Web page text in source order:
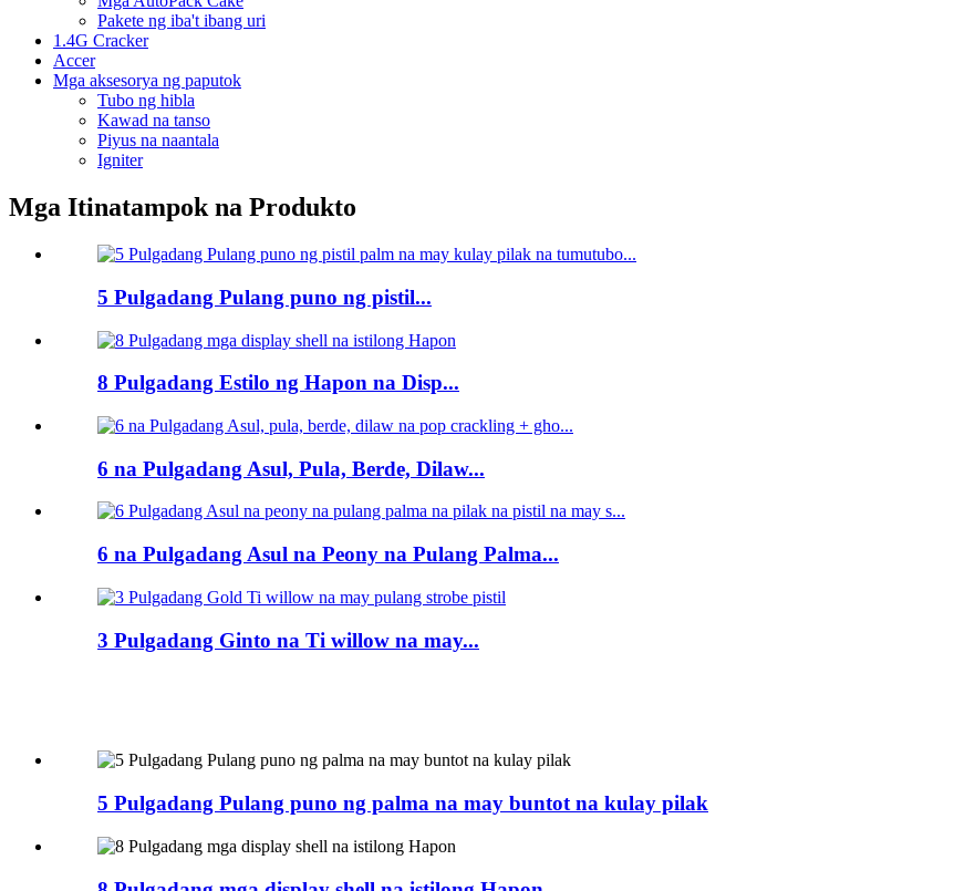
Pakete ng iba't ibang uri
1.4G Cracker
Accer
Mga aksesorya ng paputok
Tubo ng hibla
Kawad na tanso
Piyus na naantala
Igniter
Mga Itinatampok na Produkto
5 Pulgadang Pulang puno ng pistil...
8 Pulgadang Estilo ng Hapon na Disp...
6 na Pulgadang Asul, Pula, Berde, Dilaw...
6 na Pulgadang Asul na Peony na Pulang Palma...
3 Pulgadang Ginto na Ti willow na may...
5 Pulgadang Pulang puno ng palma na may buntot na kulay pilak